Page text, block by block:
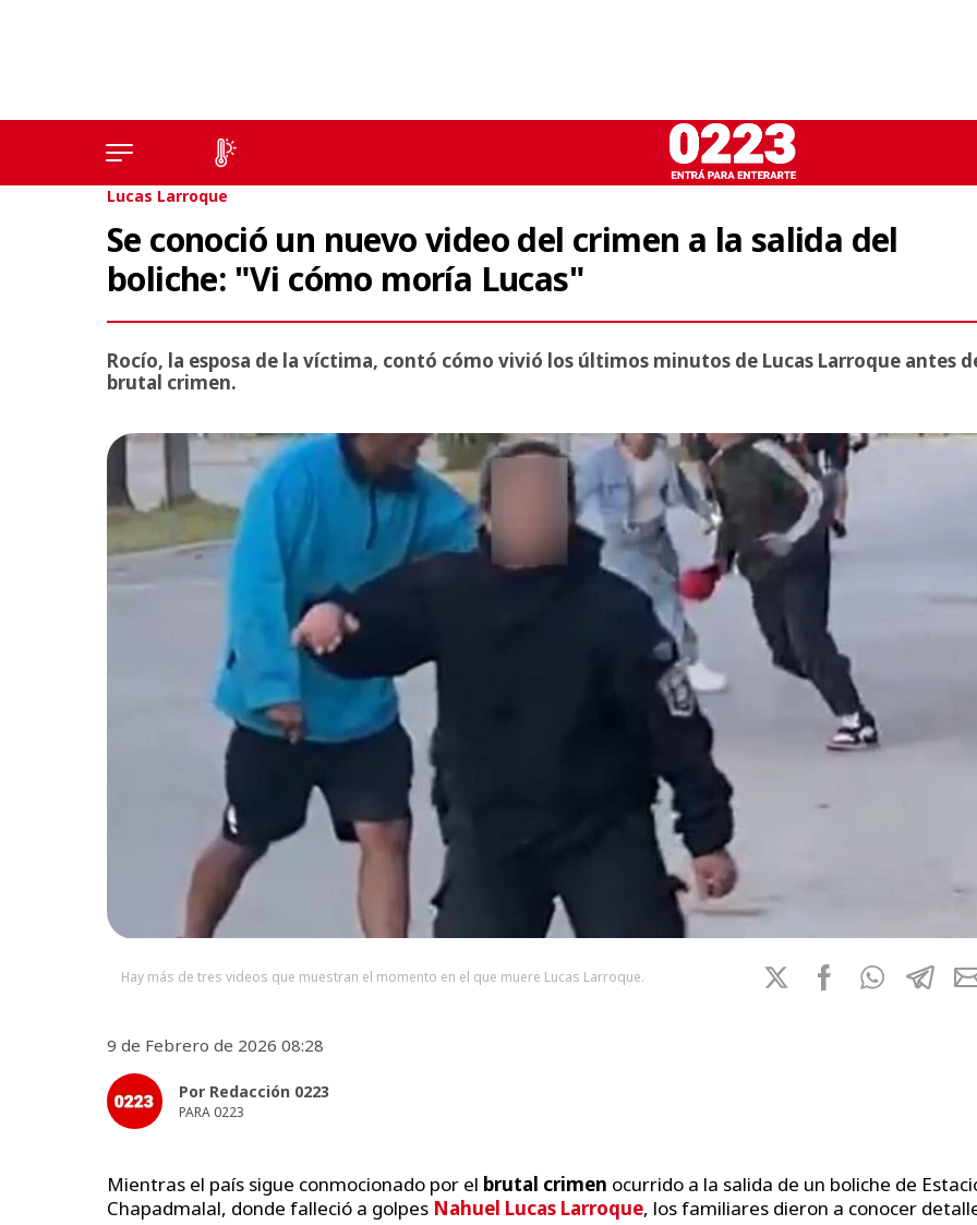
Lucas Larroque
Se conoció un nuevo video del crimen a la salida del
boliche: "Vi cómo moría Lucas"
Rocío, la esposa de la víctima, contó cómo vivió los últimos minutos de Lucas Larroque antes
brutal crimen.
Hay más de tres videos que muestran el momento en el que muere Lucas Larroque.
9 de Febrero de 2026 08:28
Por Redacción 0223
PARA 0223
Mientras el país sigue conmocionado por el brutal crimen ocurrido a la salida de un boliche de
Chapadmalal, donde falleció a golpes Nahuel Lucas Larroque, los familiares dieron a conocer